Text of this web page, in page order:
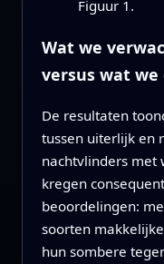
Figuur 1.
Wat we
versus wat
De resultaten
tussen uiterlijk en
nachtvlinders met
kregen
beoordelingen:
soorten
hun sombere